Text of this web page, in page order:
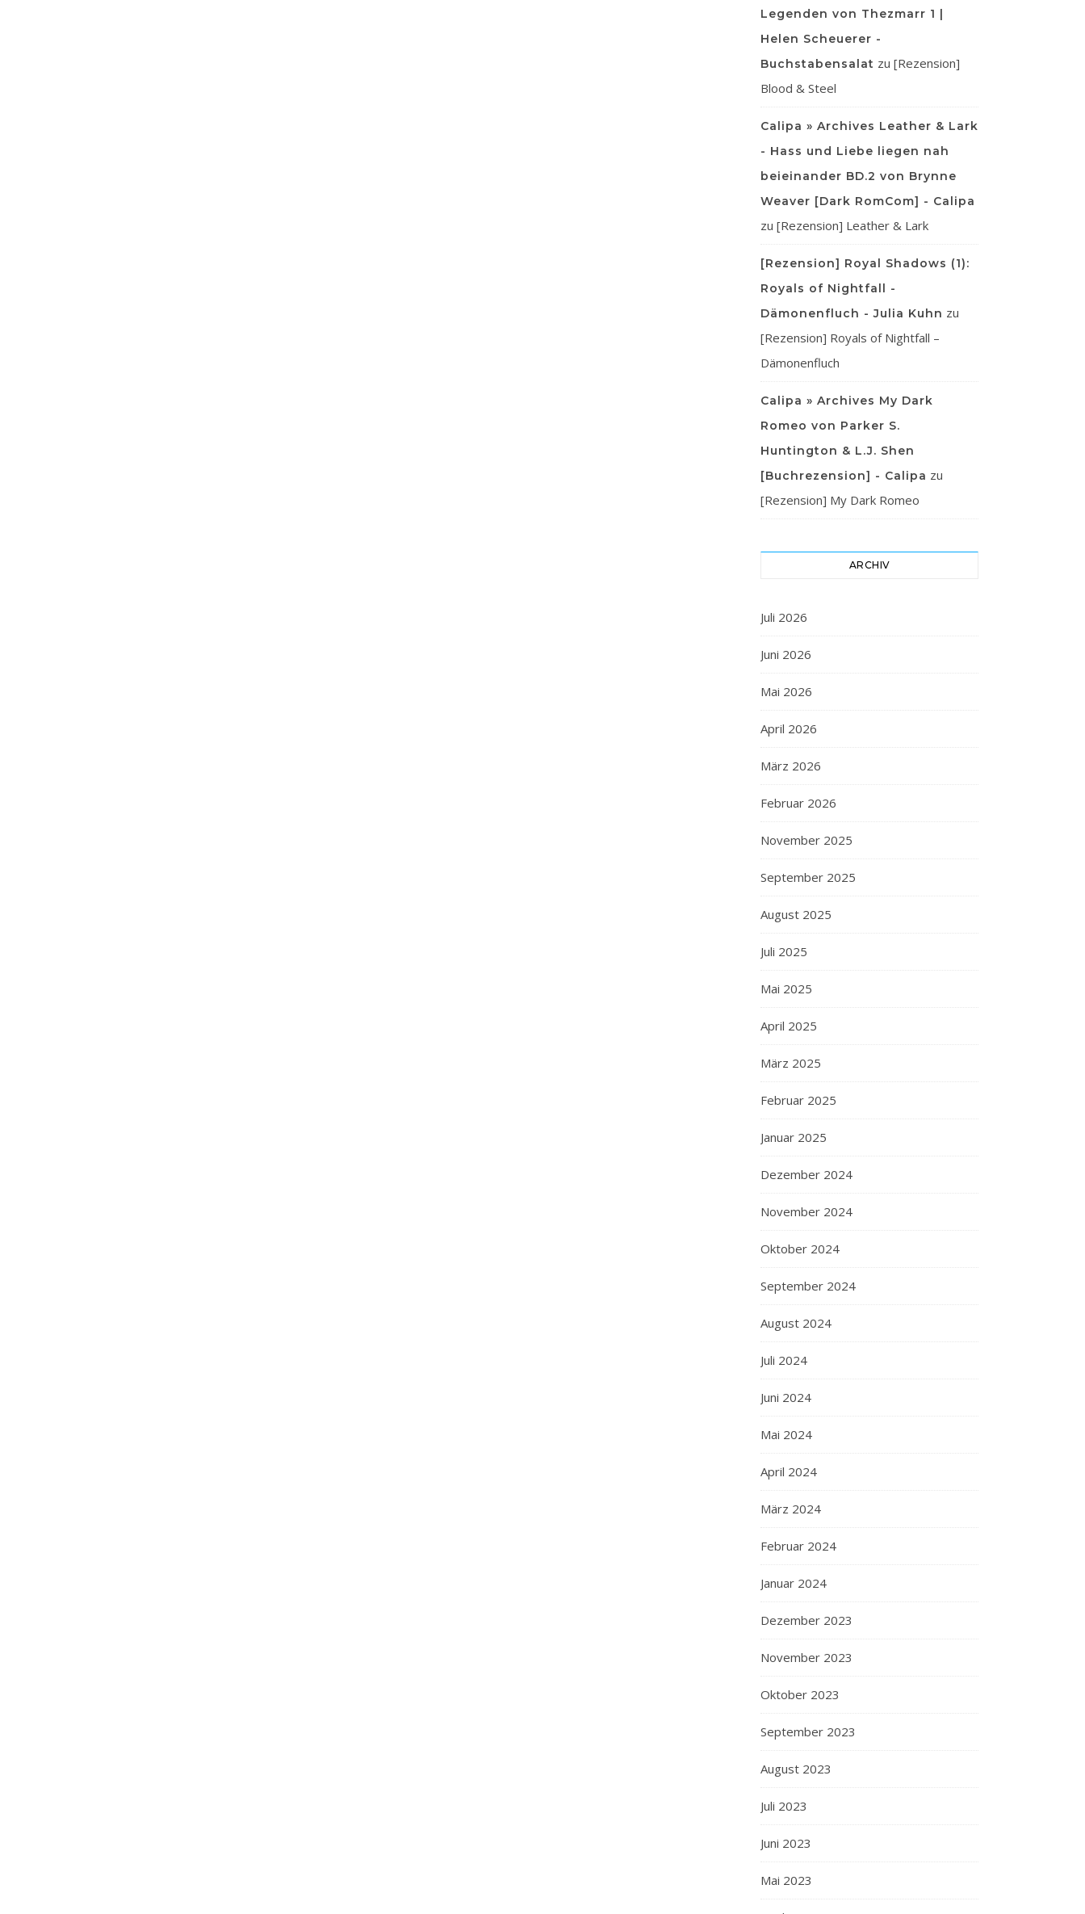
Legenden von Thezmarr 1 |
Helen Scheuerer -
Buchstabensalat zu [Rezension]
Blood & Steel
Calipa » Archives Leather & Lark
- Hass und Liebe liegen nah
beieinander BD.2 von Brynne
Weaver [Dark RomCom] - Calipa
zu [Rezension] Leather & Lark
[Rezension] Royal Shadows (1):
Royals of Nightfall -
Dämonenfluch - Julia Kuhn zu
[Rezension] Royals of Nightfall –
Dämonenfluch
Calipa » Archives My Dark
Romeo von Parker S.
Huntington & L.J. Shen
[Buchrezension] - Calipa zu
[Rezension] My Dark Romeo
ARCHIV
Juli 2026
Juni 2026
Mai 2026
April 2026
März 2026
Februar 2026
November 2025
September 2025
August 2025
Juli 2025
Mai 2025
April 2025
März 2025
Februar 2025
Januar 2025
Dezember 2024
November 2024
Oktober 2024
September 2024
August 2024
Juli 2024
Juni 2024
Mai 2024
April 2024
März 2024
Februar 2024
Januar 2024
Dezember 2023
November 2023
Oktober 2023
September 2023
August 2023
Juli 2023
Juni 2023
Mai 2023